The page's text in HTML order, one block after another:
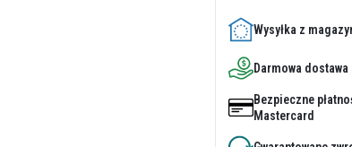
Wysyłka z
Darmowa
Bezpieczne
Mastercard